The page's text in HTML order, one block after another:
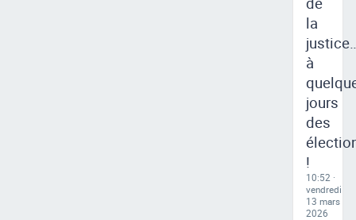
la
à
jours
des
!
10:52 ·
vendredi
13 mars
2026